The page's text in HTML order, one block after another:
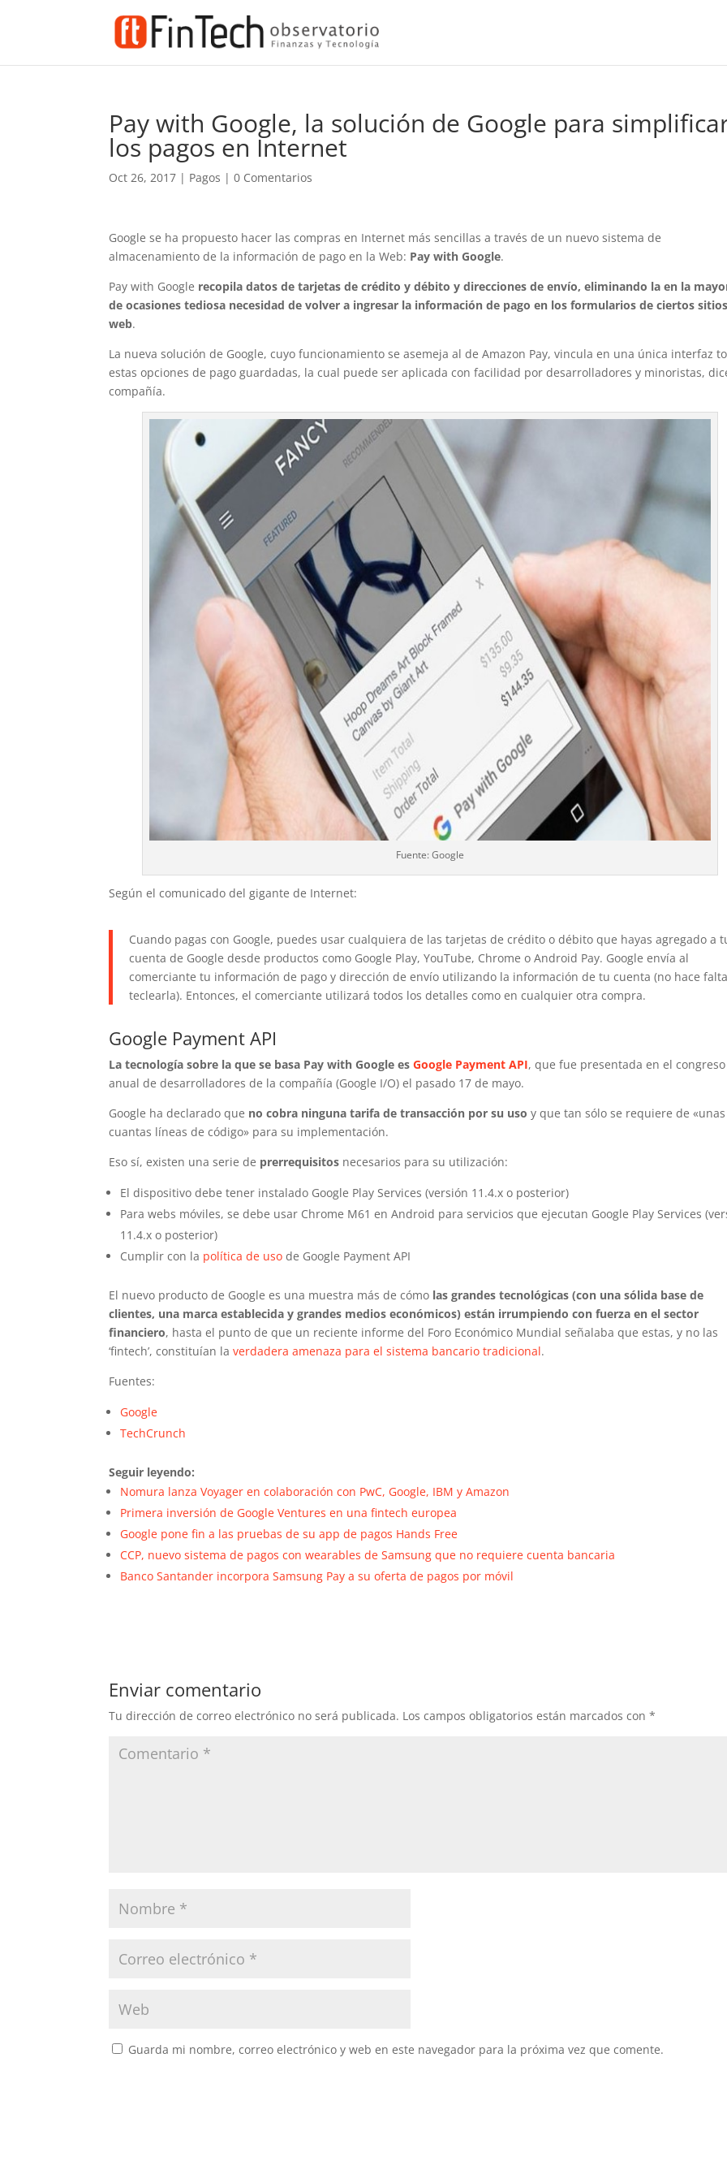
Pay with Google, la solución de Google para
los pagos en Internet
Oct 26, 2017 | Pagos |0 Comentarios
Google se ha propuesto hacer las compras en Internet más sencillas a través de un nuevo sistema de
almacenamiento de la información de pago en la Web: Pay with Google.
Pay with Google recopila datos de tarjetas de crédito y débito y direcciones de envío, eliminando la en la
de ocasiones tediosa necesidad de volver a ingresar la información de pago en los formularios de ciertos
web.
La nueva solución de Google, cuyo funcionamiento se asemeja al de Amazon Pay, vincula en una única interfaz
estas opciones de pago guardadas, la cual puede ser aplicada con facilidad por desarrolladores y minoristas,
compañía.
Fuente: Google
Según el comunicado del gigante de Internet:
Cuando pagas con Google, puedes usar cualquiera de las tarjetas de crédito o débito que hayas agregado a
cuenta de Google desde productos como Google Play, YouTube, Chrome o Android Pay. Google envía al
comerciante tu información de pago y dirección de envío utilizando la información de tu cuenta (no hace
teclearla). Entonces, el comerciante utilizará todos los detalles como en cualquier otra compra.
Google Payment API
La tecnología sobre la que se basa Pay with Google esGoogle Payment API, que fue presentada en el congreso
anual de desarrolladores de la compañía (Google I/O) el pasado 17 de mayo.
Google ha declarado que no cobra ninguna tarifa de transacción por su uso y que tan sólo se requiere de «unas
cuantas líneas de código» para su implementación.
Eso sí, existen una serie de prerrequisitos necesarios para su utilización:
El dispositivo debe tener instalado Google Play Services (versión 11.4.x o posterior)
Para webs móviles, se debe usar Chrome M61 en Android para servicios que ejecutan Google Play Services
11.4.x o posterior)
Cumplir con la política de uso de Google Payment API
El nuevo producto de Google es una muestra más de cómo las grandes tecnológicas (con una sólida base de
clientes, una marca establecida y grandes medios económicos) están irrumpiendo con fuerza en el sector
financiero, hasta el punto de que un reciente informe del Foro Económico Mundial señalaba que estas, y no las
‘fintech’, constituían laverdadera amenaza para el sistema bancario tradicional.
Fuentes:
Google
TechCrunch
Seguir leyendo:
Nomura lanza Voyager en colaboración con PwC, Google, IBM y Amazon
Primera inversión de Google Ventures en una fintech europea
Google pone fin a las pruebas de su app de pagos Hands Free
CCP, nuevo sistema de pagos con wearables de Samsung que no requiere cuenta bancaria
Banco Santander incorpora Samsung Pay a su oferta de pagos por móvil
Enviar comentario
Tu dirección de correo electrónico no será publicada. Los campos obligatorios están marcados con*
Guarda mi nombre, correo electrónico y web en este navegador para la próxima vez que comente.